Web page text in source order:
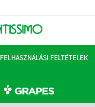
FELHASZNÁLÁSI FELTÉTELEK